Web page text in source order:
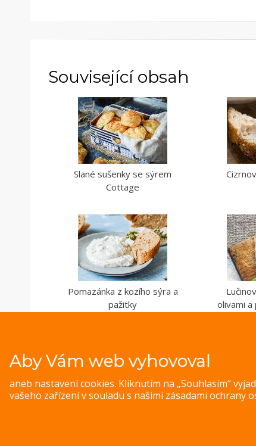
Související obsah
Slané sušenky se sýrem
Cottage
Pomazánka z kozího sýra a
pažitky
olivami a
Aby Vám web vyhovoval
aneb nastavení cookies. Kliknutím na „Souhlasím“
vašeho zařízení v souladu s našimi zásadami ochrany